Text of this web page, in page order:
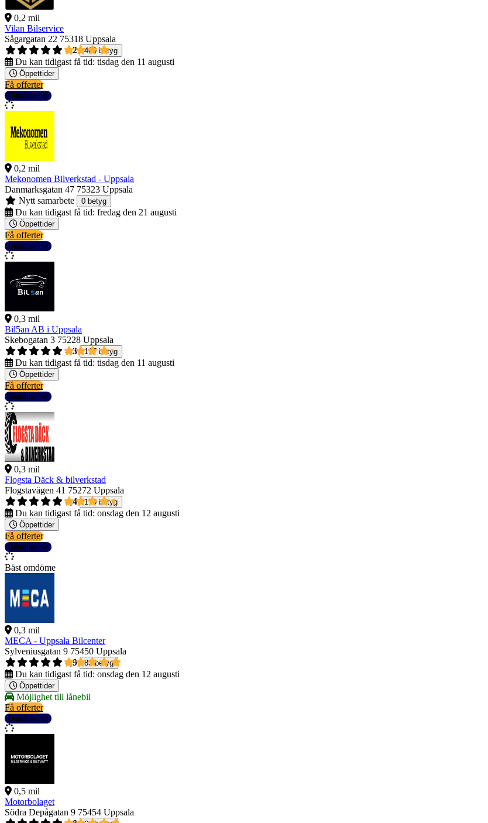
0,2 mil
Vilan Bilservice
Sågargatan 22 75318 Uppsala
4,2
460 betyg
Du kan tidigast få tid: tisdag den 11 augusti
Öppettider
Få offerter
Detaljer
0,2 mil
Mekonomen Bilverkstad - Uppsala
Danmarksgatan 47 75323 Uppsala
Nytt samarbete
0 betyg
Du kan tidigast få tid: fredag den 21 augusti
Öppettider
Få offerter
Detaljer
0,3 mil
Bil5an AB i Uppsala
Skebogatan 3 75228 Uppsala
4,3
117 betyg
Du kan tidigast få tid: tisdag den 11 augusti
Öppettider
Få offerter
Detaljer
0,3 mil
Flogsta Däck & bilverkstad
Flogstavägen 41 75272 Uppsala
4,4
170 betyg
Du kan tidigast få tid: onsdag den 12 augusti
Öppettider
Få offerter
Detaljer
Bäst omdöme
0,3 mil
MECA - Uppsala Bilcenter
Sylveniusgatan 9 75450 Uppsala
4,9
83 betyg
Du kan tidigast få tid: onsdag den 12 augusti
Öppettider
Möjlighet till lånebil
Få offerter
Detaljer
0,5 mil
Motorbolaget
Södra Depågatan 9 75454 Uppsala